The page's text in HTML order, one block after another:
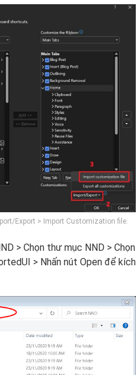
Export > Import Customization file.
> Chọn thư mục NND > Chọn
> Nhấn nút Open để kích